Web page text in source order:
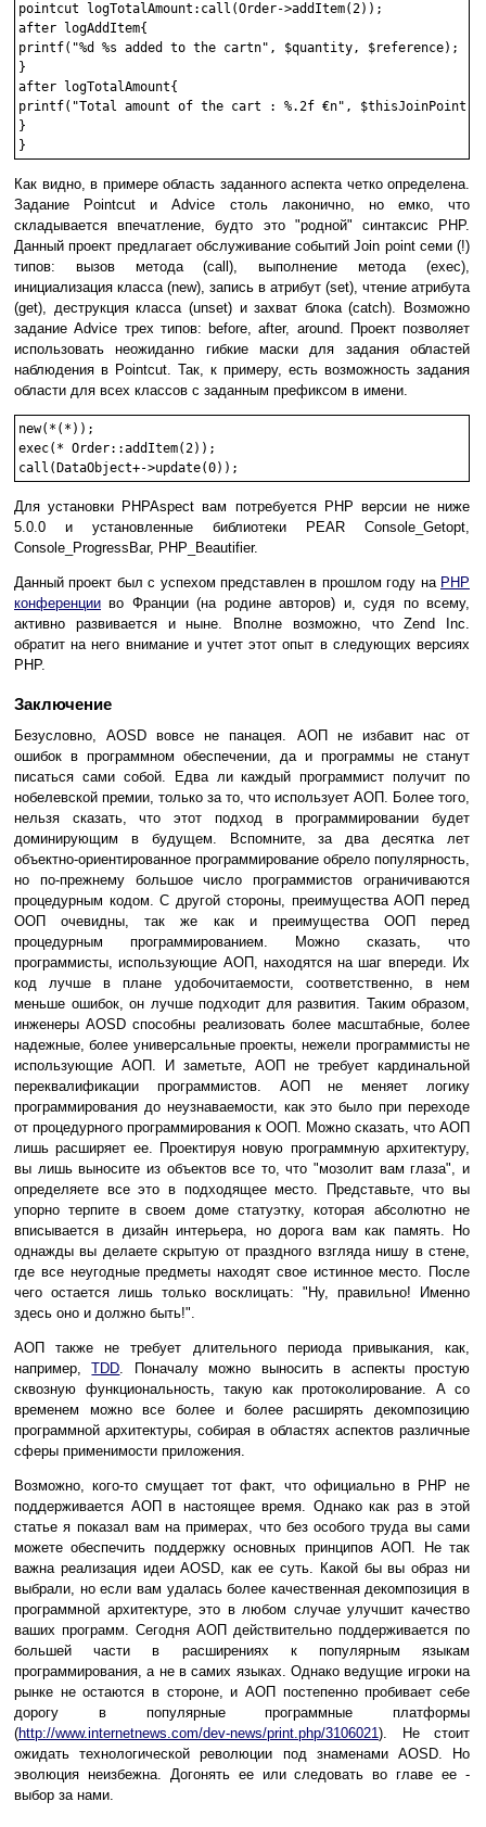
pointcut logTotalAmount:call(Order->addItem(2));
after logAddItem{
printf("%d %s added to the cartn", $quantity, $reference);
}
after logTotalAmount{
printf("Total amount of the cart : %.2f €n", $thisJoinPoint-
}
Как видно, в примере область заданного аспекта четко определена.
Задание Pointcut и Advice столь лаконично, но емко, что
складывается впечатление, будто это "родной" синтаксис PHP.
Данный проект предлагает обслуживание событий Join point семи (!)
типов: вызов метода (call), выполнение метода (exec),
инициализация класса (new), запись в атрибут (set), чтение атрибута
(get), деструкция класса (unset) и захват блока (catch). Возможно
задание Advice трех типов: before, after, around. Проект позволяет
использовать неожиданно гибкие маски для задания областей
наблюдения в Pointcut. Так, к примеру, есть возможность задания
области для всех классов с заданным префиксом в имени.
new(*(*));
exec(* Order::addItem(2));
Для установки PHPAspect вам потребуется PHP версии не ниже
5.0.0 и установленные библиотеки PEAR Console_Getopt,
Console_ProgressBar, PHP_Beautifier.
Данный проект был с успехом представлен в прошлом году на PHP
конференции во Франции (на родине авторов) и, судя по всему,
активно развивается и ныне. Вполне возможно, что Zend Inc.
обратит на него внимание и учтет этот опыт в следующих версиях
PHP.
Заключение
Безусловно, AOSD вовсе не панацея. АОП не избавит нас от
ошибок в программном обеспечении, да и программы не станут
писаться сами собой. Едва ли каждый программист получит по
нобелевской премии, только за то, что использует АОП. Более того,
нельзя сказать, что этот подход в программировании будет
доминирующим в будущем. Вспомните, за два десятка лет
объектно-ориентированное программирование обрело популярность,
но по-прежнему большое число программистов ограничиваются
процедурным кодом. С другой стороны, преимущества АОП перед
ООП очевидны, так же как и преимущества ООП перед
процедурным программированием. Можно сказать, что
программисты, использующие АОП, находятся на шаг впереди. Их
код лучше в плане удобочитаемости, соответственно, в нем
меньше ошибок, он лучше подходит для развития. Таким образом,
инженеры AOSD способны реализовать более масштабные, более
надежные, более универсальные проекты, нежели программисты не
использующие АОП. И заметьте, АОП не требует кардинальной
переквалификации программистов. АОП не меняет логику
программирования до неузнаваемости, как это было при переходе
от процедурного программирования к ООП. Можно сказать, что АОП
лишь расширяет ее. Проектируя новую программную архитектуру,
вы лишь выносите из объектов все то, что "мозолит вам глаза", и
определяете все это в подходящее место. Представьте, что вы
упорно терпите в своем доме статуэтку, которая абсолютно не
вписывается в дизайн интерьера, но дорога вам как память. Но
однажды вы делаете скрытую от праздного взгляда нишу в стене,
где все неугодные предметы находят свое истинное место. После
чего остается лишь только восклицать: "Ну, правильно! Именно
здесь оно и должно быть!".
АОП также не требует длительного периода привыкания, как,
например,TDD. Поначалу можно выносить в аспекты простую
сквозную функциональность, такую как протоколирование. А со
временем можно все более и более расширять декомпозицию
программной архитектуры, собирая в областях аспектов различные
сферы применимости приложения.
Возможно, кого-то смущает тот факт, что официально в PHP не
поддерживается АОП в настоящее время. Однако как раз в этой
статье я показал вам на примерах, что без особого труда вы сами
можете обеспечить поддержку основных принципов АОП. Не так
важна реализация идеи AOSD, как ее суть. Какой бы вы образ ни
выбрали, но если вам удалась более качественная декомпозиция в
программной архитектуре, это в любом случае улучшит качество
ваших программ. Сегодня АОП действительно поддерживается по
большей части в расширениях к популярным языкам
программирования, а не в самих языках. Однако ведущие игроки на
рынке не остаются в стороне, и АОП постепенно пробивает себе
дорогу в популярные программные платформы
(http://www.internetnews.com/dev-news/print.php/3106021). Не стоит
ожидать технологической революции под знаменами AOSD. Но
эволюция неизбежна. Догонять ее или следовать во главе ее -
выбор за нами.